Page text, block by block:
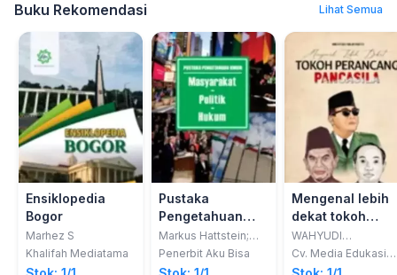
Buku Rekomendasi Lihat Semua
Ensiklopedia
Bogor
Marhez S
Khalifah Mediatama
Pustaka
Pengetahuan
Umum :
Masyarakat -
Politik - Hukum
Markus Hattstein;
Christoph Marx
Penerbit Aku Bisa
Mengenal lebih
dekat tokoh
perancang
Pancasila
WAHYUDI
WIJAYANTO
Cv. Media Edukasi
Creative